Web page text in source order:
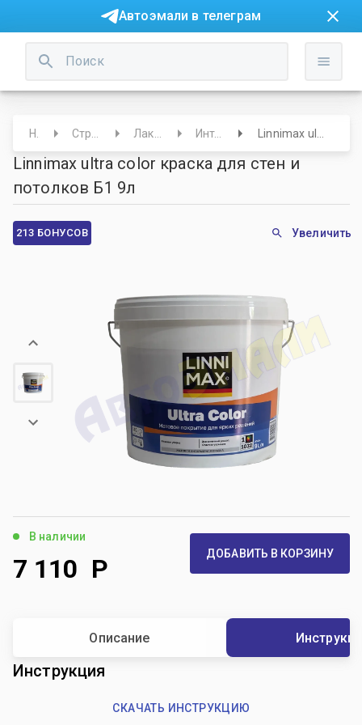
Автоэмали в телеграм
Интерьерные эмали
Linnimax ultra color краска для стен и
потолков Б1 9л
213 БОНУСОВ Увеличить
В наличии
7 110 Р ДОБАВИТЬ В КОРЗИНУ
Описание
Инструкция
СКАЧАТЬ ИНСТРУКЦИЮ